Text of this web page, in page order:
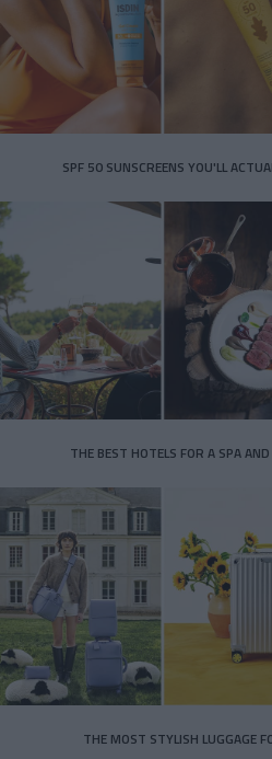
SPF 50 SUNSCREENS YOU'LL
THE BEST HOTELS FOR A SPA
THE MOST STYLISH LUGGAGE